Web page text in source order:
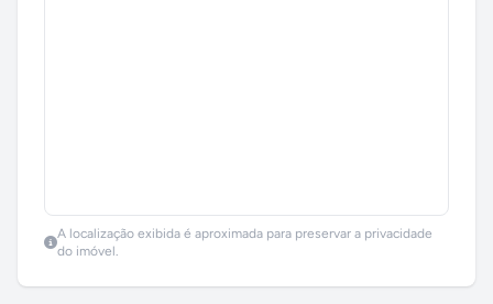
A localização exibida é aproximada para preservar a privacidade
do imóvel.